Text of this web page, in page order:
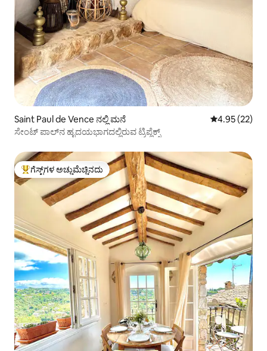
Saint Paul de Vence ನಲ್ಲಿ ಮನೆ 5 ರಲ್ಲಿ 4.95
4.95 (22)
ಸೇಂಟ್ ಪಾಲ್‌ನ ಹೃದಯಭಾಗದಲ್ಲಿರುವ ಟ್ರಿಪ್ಲೆಕ್ಸ್
ಗೆಸ್ಟ್‌ಗಳಿಗೆ ಅತಿ ಹೆಚ್ಚು ಅಚ್ಚುಮೆಚ್ಚಿನದು
ಗೆಸ್ಟ್‌ಗಳ ಅಚ್ಚುಮೆಚ್ಚಿನದು